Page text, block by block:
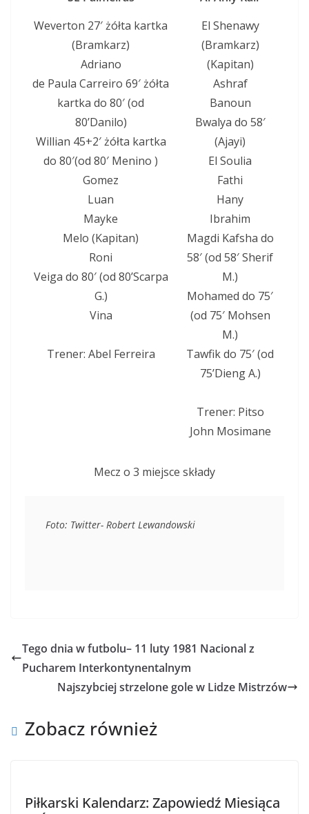
Weverton 27′ żółta kartka
(Bramkarz)
Adriano
de Paula Carreiro 69′ żółta
kartka do 80′ (od
80’Danilo)
Willian 45+2′ żółta kartka
do 80′(od 80′ Menino )
Gomez
Luan
Mayke
Melo (Kapitan)
Roni
Veiga do 80′ (od 80’Scarpa
G.)
Vina
Trener: Abel Ferreira
El Shenawy
(Bramkarz)
(Kapitan)
Ashraf
Banoun
Bwalya do 58′
(Ajayi)
El Soulia
Fathi
Hany
Ibrahim
Magdi Kafsha do
58′ (od 58′ Sherif
M.)
Mohamed do 75′
(od 75′ Mohsen
M.)
Tawfik do 75′ (od
75’Dieng A.)
Trener: Pitso
John Mosimane
Mecz o 3 miejsce składy
Foto: Twitter- Robert Lewandowski
Tego dnia w futbolu– 11 luty 1981 Nacional z
Pucharem Interkontynentalnym
Najszybciej strzelone gole w Lidze Mistrzów
Zobacz również
Piłkarski Kalendarz: Zapowiedź Miesiąca